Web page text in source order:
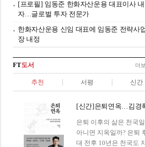
[프로필] 임동준 한화자산운용 대표이사 내
자…글로벌 투자 전문가
한화자산운용 신임 대표에 임동준 전략사
장 내정
FT도서 더
추천 서평 신간
은퇴 이후의 삶은 천국
아니면 지옥일까? 은퇴
대 전후 10년은 천국도